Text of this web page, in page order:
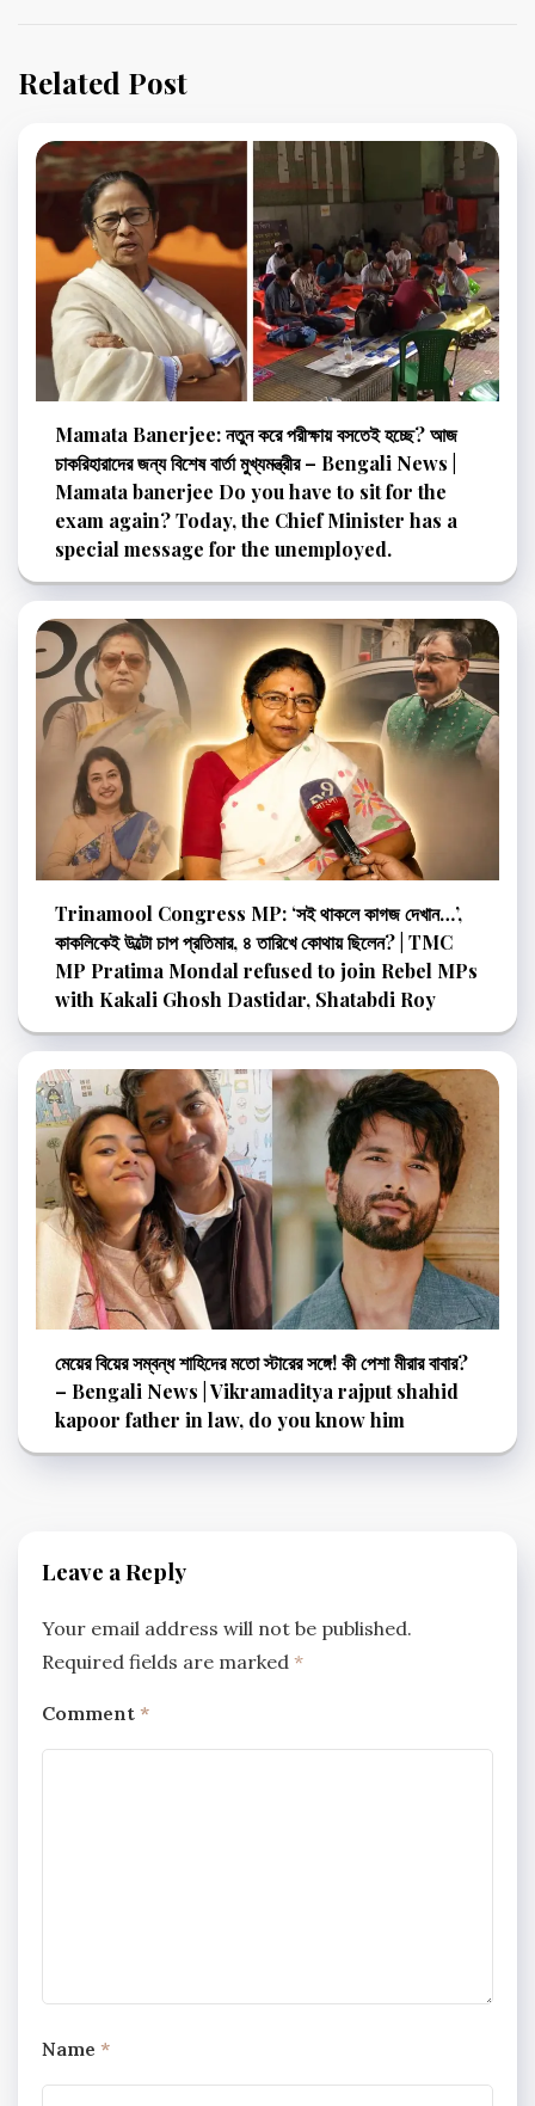
Related Post
Mamata Banerjee: নতুন করে পরীক্ষায় বসতেই হচ্ছে? আজ
চাকরিহারাদের জন্য বিশেষ বার্তা মুখ্যমন্ত্রীর – Bengali News |
Mamata banerjee Do you have to sit for the
exam again? Today, the Chief Minister has a
special message for the unemployed.
Trinamool Congress MP: ‘সই থাকলে কাগজ দেখান…’,
কাকলিকেই উল্টো চাপ প্রতিমার, ৪ তারিখে কোথায় ছিলেন? | TMC
MP Pratima Mondal refused to join Rebel MPs
with Kakali Ghosh Dastidar, Shatabdi Roy
মেয়ের বিয়ের সম্বন্ধ শাহিদের মতো স্টারের সঙ্গে! কী পেশা মীরার বাবার?
– Bengali News | Vikramaditya rajput shahid
kapoor father in law, do you know him
Leave a Reply
Your email address will not be published.
Required fields are marked *
Comment *
Name *